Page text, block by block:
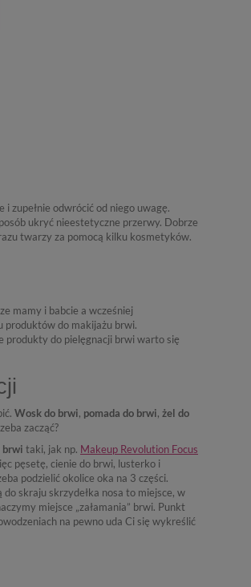
i zupełnie odwrócić od niego uwagę.
ukryć nieestetyczne przerwy. Dobrze
twarzy za pomocą kilku kosmetyków.
mamy i babcie a wcześniej
produktów do makijażu brwi.
produkty do pielęgnacji brwi warto się
Wosk do brwi, pomada do brwi, żel do
zacząć?
brwi taki, jak np. Makeup Revolution Focus
pęsetę, cienie do brwi, lusterko i
podzielić okolice oka na 3 części.
skraju skrzydełka nosa to miejsce, w
miejsce „załamania” brwi. Punkt
na pewno uda Ci się wykreślić